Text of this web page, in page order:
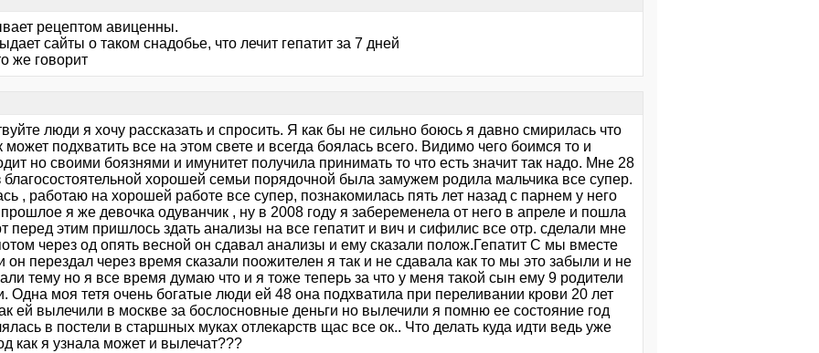
рецептом авиценны.
сайты о таком снадобье, что лечит гепатит за 7 дней
же говорит
люди я хочу рассказать и спросить. Я как бы не сильно боюсь я давно смирилась что
может подхватить все на этом свете и всегда боялась всего. Видимо чего боимся то и
но своими боязнями и имунитет получила принимать то что есть значит так надо. Мне 28
благосостоятельной хорошей семьи порядочной была замужем родила мальчика все супер.
, работаю на хорошей работе все супер, познакомилась пять лет назад с парнем у него
я же девочка одуванчик , ну в 2008 году я забеременела от него в апреле и пошла
перед этим пришлось здать анализы на все гепатит и вич и сифилис все отр. сделали мне
через од опять весной он сдавал анализы и ему сказали полож.Гепатит С мы вместе
он перездал через время сказали поожителен я так и не сдавала как то мы это забыли и не
тему но я все время думаю что и я тоже теперь за что у меня такой сын ему 9 родители
Одна моя тетя очень богатые люди ей 48 она подхватила при переливании крови 20 лет
ей вылечили в москве за бослосновные деньги но вылечили я помню ее состояние год
в постели в старшных муках отлекарств щас все ок.. Что делать куда идти ведь уже
как я узнала может и вылечат???